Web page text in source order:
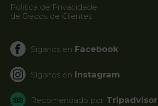
Politica de Privacidade
de Dados de Clientes
Síganos en Facebook
Síganos en Instagram
Recomendado por Tripadvisor